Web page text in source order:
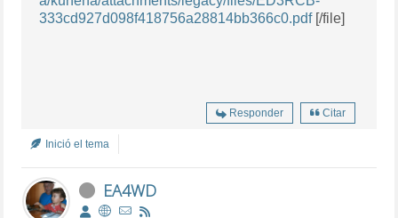
333cd927d098f418756a28814bb366c0.pdf[/file]
Responder Citar
Inició el tema
EA4WD